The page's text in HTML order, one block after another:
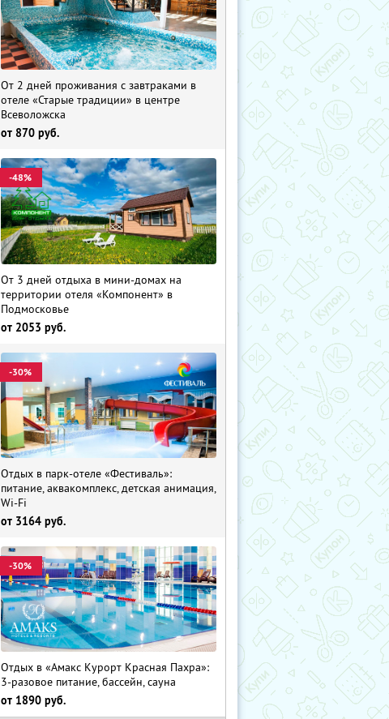
От 2 дней проживания с завтраками в
отеле «Старые традиции» в центре
Всеволожска
от 870 руб.
-48%
От 3 дней отдыха в мини-домах на
территории отеля «Компонент» в
Подмосковье
от 2053 руб.
-30%
Отдых в парк-отеле «Фестиваль»:
питание, аквакомплекс, детская анимация,
Wi-Fi
от 3164 руб.
-30%
Отдых в «Амакс Курорт ‎Красная Пахра»:
3-разовое питание, бассейн, сауна
от 1890 руб.